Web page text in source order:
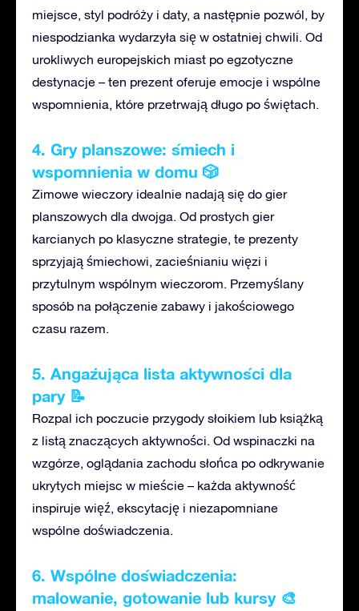
miejsce, styl podróży i daty, a następnie pozwól, by
niespodzianka wydarzyła się w ostatniej chwili. Od
urokliwych europejskich miast po egzotyczne
destynacje – ten prezent oferuje emocje i wspólne
wspomnienia, które przetrwają długo po świętach.
4. Gry planszowe: śmiech i
wspomnienia w domu 🎲
Zimowe wieczory idealnie nadają się do gier
planszowych dla dwojga. Od prostych gier
karcianych po klasyczne strategie, te prezenty
sprzyjają śmiechowi, zacieśnianiu więzi i
przytulnym wspólnym wieczorom. Przemyślany
sposób na połączenie zabawy i jakościowego
czasu razem.
5. Angażująca lista aktywności dla
pary 📝
Rozpal ich poczucie przygody słoikiem lub książką
z listą znaczących aktywności. Od wspinaczki na
wzgórze, oglądania zachodu słońca po odkrywanie
ukrytych miejsc w mieście – każda aktywność
inspiruje więź, ekscytację i niezapomniane
wspólne doświadczenia.
6. Wspólne doświadczenia:
malowanie, gotowanie lub kursy 🎨